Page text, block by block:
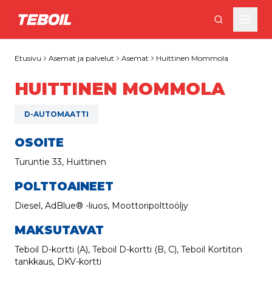
Siirry pääsisältöön
Etusivu Asemat ja palvelut Asemat Huittinen Mommola
HUITTINEN MOMMOLA
D-AUTOMAATTI
OSOITE
Turuntie 33, Huittinen
POLTTOAINEET
Diesel, AdBlue® -liuos, Moottoripolttoöljy
MAKSUTAVAT
Teboil D-kortti (A), Teboil D-kortti (B, C), Teboil Kortiton
tankkaus, DKV-kortti